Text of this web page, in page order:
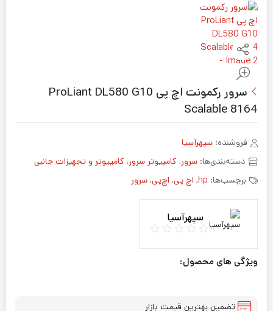
سرور رکمونت اچ پی ProLiant DL580 G10
Scalable 8164
فروشنده: سپهرآسیا
دسته‌بندی‌ها: سرور, کامپیوتر سرور, کامپیوتر و تجهیزات جانبی
برچسب‌ها: hp
, اچ پی, اچ‌پی, سرور
سپهرآسیا
ویژگی های محصول:
تضمین بهترین قیمت بازار